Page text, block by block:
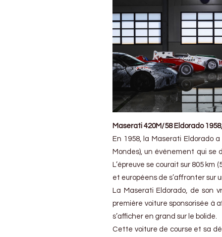
Maserati 420M/58 Eldorado
En 1958, la Maserati Eldorado
Mondes), un événement qui se
L’épreuve se courait sur 805
et européens de s’affronter sur
La Maserati Eldorado, de son
première voiture sponsorisée à
s’afficher en grand sur le bolide.
Cette voiture de course et sa